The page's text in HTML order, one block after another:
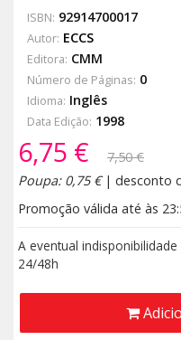
ISBN: 92914700017
Autor: ECCS
Editora: CMM
Número de Páginas: 0
Idioma: Inglês
Data Edição: 1998
6,75 €
7,50 €
Poupa: 0,75 €| desconto
Promoção válida até às
A eventual
24/48h